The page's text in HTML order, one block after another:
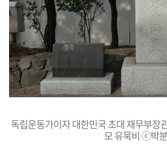
독립운동가이자 대한민국 초대 재무부장
모 유묵비 ⓒ박분